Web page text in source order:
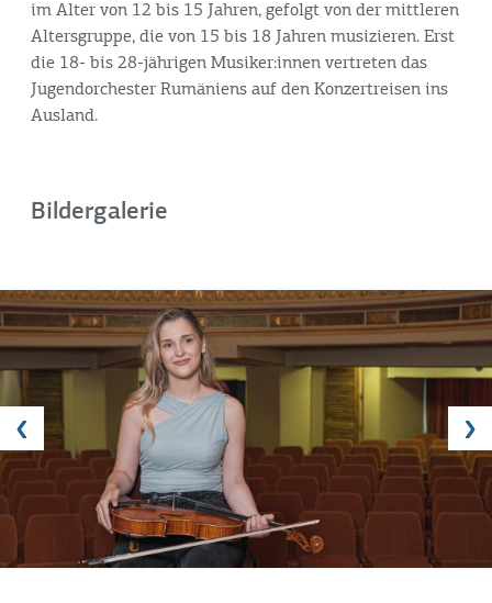
im Alter von 12 bis 15 Jahren, gefolgt von der mittleren
Altersgruppe, die von 15 bis 18 Jahren musizieren. Erst
die 18- bis 28-jährigen Musiker:innen vertreten das
Jugendorchester Rumäniens auf den Konzertreisen ins
Ausland.
Bildergalerie